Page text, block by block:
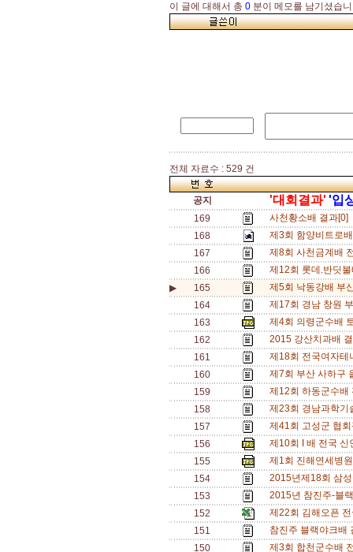
이 글에 대해서 총 0 분이 메모를 남기셨습
전체 자료수 : 529 건
공지 '대회결과' '입
169
사천황소배 결과[0]
168
제3회 함양비트로
167
제8회 사천금계배
166
제12회 롯데.반딧
▶
165
제5회 낙동강배 부
164
제17회 경남 창원
163
제4회 의령군수배
162
2015 강산치과배
161
제18회 전국여자
160
제7회 부산 사하구
159
제12회 하동군수
158
제23회 경남과학
157
제41회 고성군 협
156
제10회 I 배 전국
155
제1회 진해연세병
154
2015년제18회 삼
153
2015년 참진주-블
152
제22회 김해오픈
151
참진주 블랙야크배
150
제3회 합천군수배